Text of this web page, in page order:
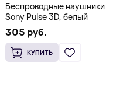
Беспроводные наушники
Sony Pulse 3D, белый
305 руб.
КУПИТЬ